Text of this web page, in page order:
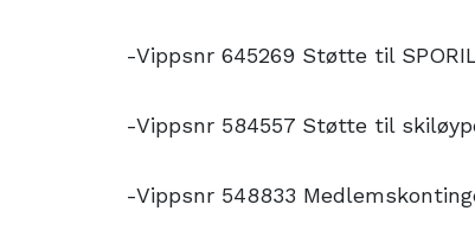
-Vippsnr 645269 Støtte til
-Vippsnr 584557 Støtte til
-Vippsnr 548833